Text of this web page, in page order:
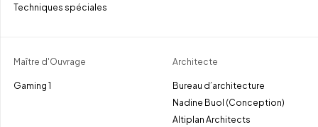
Techniques spéciales
Maître d'Ouvrage
Gaming 1
Architecte
Bureau d’architecture
Nadine Buol (Conception)
Altiplan Architects